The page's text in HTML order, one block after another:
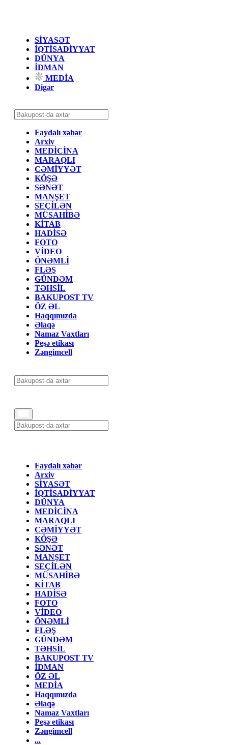
SİYASƏT
İQTİSADİYYAT
DÜNYA
İDMAN
MEDİA
Digər
Faydalı xəbər
Arxiv
MEDİCİNA
MARAQLI
CƏMİYYƏT
KÖŞƏ
SƏNƏT
MANŞET
SEÇİLƏN
MÜSAHİBƏ
KİTAB
HADİSƏ
FOTO
VİDEO
ÖNƏMLİ
FLƏŞ
GÜNDƏM
TƏHSİL
BAKUPOST TV
ÖZ ƏL
Haqqımızda
Əlaqə
Namaz Vaxtları
Peşə etikası
Zəngimcell
Faydalı xəbər
Arxiv
SİYASƏT
İQTİSADİYYAT
DÜNYA
MEDİCİNA
MARAQLI
CƏMİYYƏT
KÖŞƏ
SƏNƏT
MANŞET
SEÇİLƏN
MÜSAHİBƏ
KİTAB
HADİSƏ
FOTO
VİDEO
ÖNƏMLİ
FLƏŞ
GÜNDƏM
TƏHSİL
BAKUPOST TV
İDMAN
ÖZ ƏL
MEDİA
Haqqımızda
Əlaqə
Namaz Vaxtları
Peşə etikası
Zəngimcell
...